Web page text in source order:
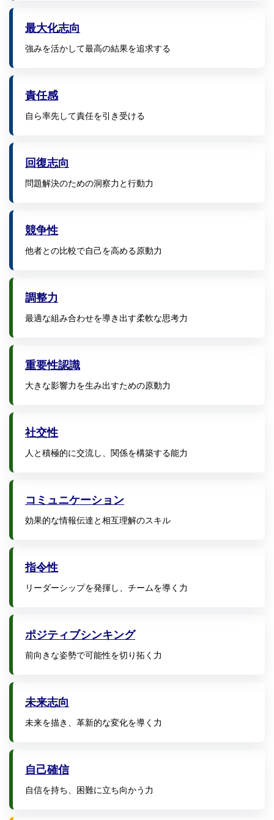
最大化志向
強みを活かして最高の結果を追求する
責任感
自ら率先して責任を引き受ける
回復志向
問題解決のための洞察力と行動力
競争性
他者との比較で自己を高める原動力
調整力
最適な組み合わせを導き出す柔軟な思考力
重要性認識
大きな影響力を生み出すための原動力
社交性
人と積極的に交流し、関係を構築する能力
コミュニケーション
効果的な情報伝達と相互理解のスキル
指令性
リーダーシップを発揮し、チームを導く力
ポジティブシンキング
前向きな姿勢で可能性を切り拓く力
未来志向
未来を描き、革新的な変化を導く力
自己確信
自信を持ち、困難に立ち向かう力